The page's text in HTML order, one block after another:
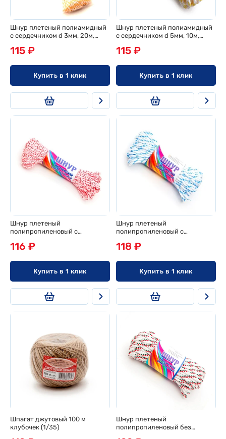
Шнур плетеный полиамидный
с сердечником d 3мм, 20м,
115 ₽
Купить в 1 клик
Шнур плетеный полиамидный
с сердечником d 5мм, 10м,
115 ₽
Купить в 1 клик
Шнур плетеный
полипропиленовый с
эконом
116 ₽
Купить в 1 клик
Шнур плетеный
полипропиленовый с
эконом
118 ₽
Купить в 1 клик
Шпагат джутовый 100 м
клубочек (1/35)
Шнур плетеный
полипропиленовый без